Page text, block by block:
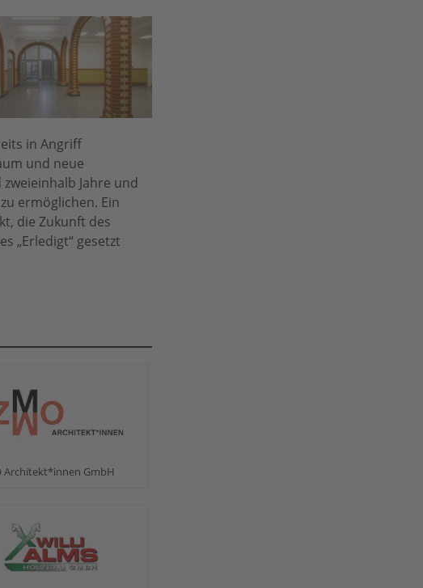
in Angriff
und neue
Jahre und
ermöglichen. Ein
die Zukunft des
„Erledigt“ gesetzt
Architekt*innen GmbH